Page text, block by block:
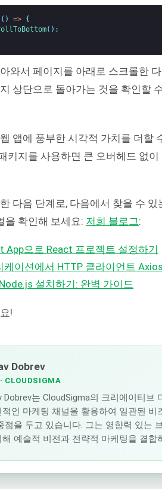
( ) =>
{
( ) ;
와서 페이지를 아래로 스크롤한
상단으로 돌아가는 것을 확인할
앱에 풍부한 시각적 가치를 더할
키지를 사용하면 큰 오버헤드 없이
다음 단계로, 다음에서 찾을 수 있
을 확인해 보세요: 저희 블로그:
App으로 React 프로젝트 설정하기
케이션에서 HTTP 클라이언트
설치하기: 완벽 가이드
!
Dobrev
CLOUDSIGMA
Dobrev는 CloudSigma의 크리에이티브
적인 마케팅 채널을 활용하여 일관된 비
점을 두고 있습니다. 그는 영향력 있는
해 예술적 비전과 전략적 마케팅을 결합